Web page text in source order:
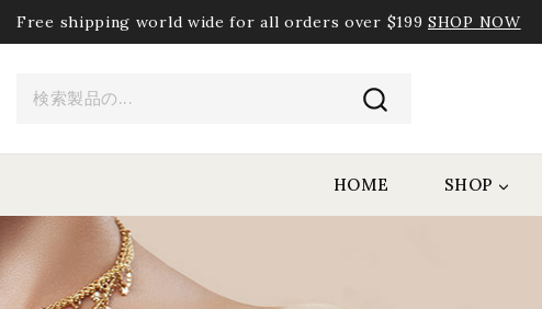
Free shipping world wide for all orders over $199SHOP NOW
HOME SHOP